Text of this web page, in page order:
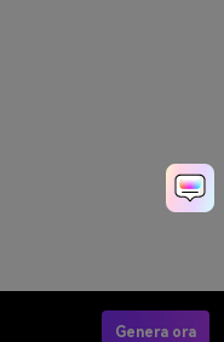
Genera ora